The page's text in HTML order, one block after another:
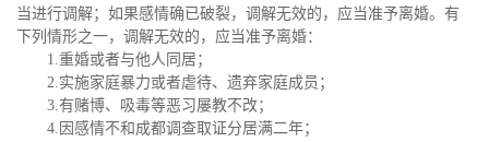
当进行调解；如果感情确已破裂，调解无效的，应当准予离婚。有
下列情形之一，调解无效的，应当准予离婚：
1.重婚或者与他人同居；
2.实施家庭暴力或者虐待、遗弃家庭成员；
3.有赌博、吸毒等恶习屡教不改；
4.因感情不和成都调查取证分居满二年；